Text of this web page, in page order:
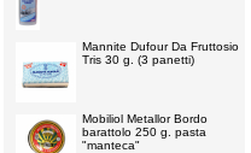
Mannite Dufour Da Fruttosio
Tris 30 g. (3 panetti)
Mobiliol Metallor Bordo
barattolo 250 g. pasta
"manteca"